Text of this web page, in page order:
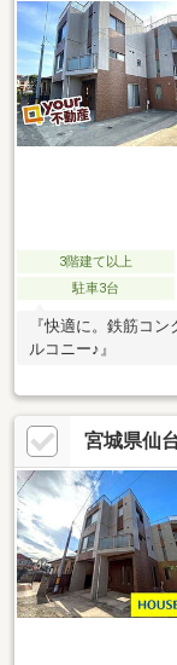
3階建て以上
駐車3台
『快適に。鉄筋コ
ルコニー♪』
宮城県仙